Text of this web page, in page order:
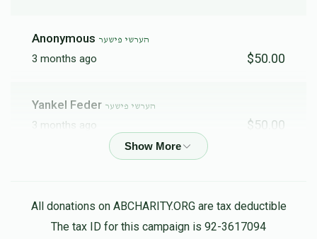
Anonymous הערשי פישער
3 months ago $50.00
Yankel Feder הערשי פישער
3 months ago $50.00
To my best best.....
3 months ago $100.00
Heshy Hatzlucha Rabba
All donations on ABCHARITY.ORG are tax deductible
The tax ID for this campaign is 92-3617094